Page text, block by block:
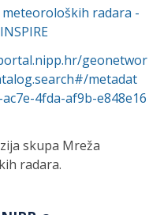
radara -
geonetwor
metadat
4fda-af9b-e848e16
skupa Mreža
radara.